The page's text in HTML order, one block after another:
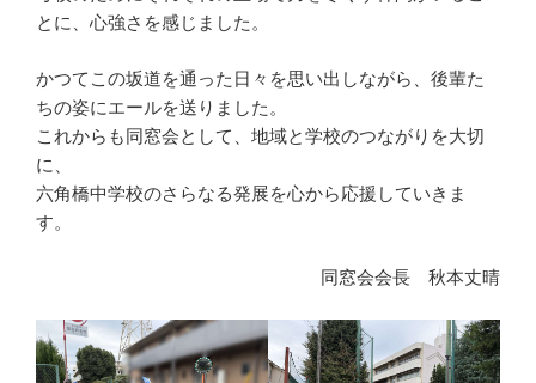
とに、心強さを感じました。
かつてこの坂道を通った日々を思い出しながら、後輩た
ちの姿にエールを送りました。
これからも同窓会として、地域と学校のつながりを大切
に、
六角橋中学校のさらなる発展を心から応援していきま
す。
同窓会会長 秋本丈晴